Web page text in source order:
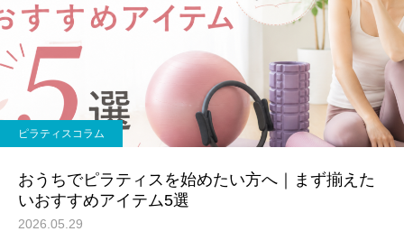
First
ピラティスは筋トレの代わ
りになる？違いや目的に合
わせた選び方を解説
ピラティスコラム
美容のために今日から
たい5つの生活習慣｜内
からきれいを育てる第
ピラティスコラム
おうちでピラティスを始めたい方へ｜まず揃えた
いおすすめアイテム5選
2026.05.29